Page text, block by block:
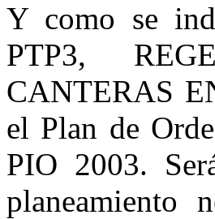
Y como se
PTP3,
CANTERAS
el Plan de
PIO 2003.
planeamiento